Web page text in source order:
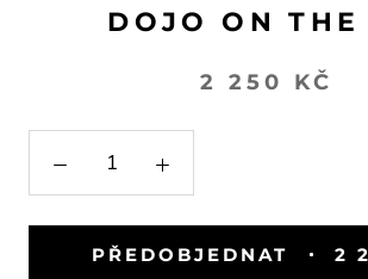
DOJO ON THE
2 250 KČ
PŘEDOBJEDNAT 2